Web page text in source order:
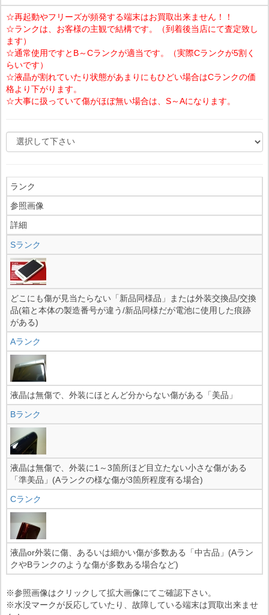
☆再起動やフリーズが頻発する端末はお買取出来ません！！
☆ランクは、お客様の主観で結構です。（到着後当店にて査定致し
ます）
☆通常使用ですとB～Cランクが適当です。（実際Cランクが5割く
らいです）
☆液晶が割れていたり状態があまりにもひどい場合はCランクの価
格より下がります。
☆大事に扱っていて傷がほぼ無い場合は、S～Aになります。
ランク
参照画像
詳細
Sランク
どこにも傷が見当たらない「新品同様品」または外装交換品/交換
品(箱と本体の製造番号が違う/新品同様だが電池に使用した痕跡
がある)
Aランク
液晶は無傷で、外装にほとんど分からない傷がある「美品」
Bランク
液晶は無傷で、外装に1～3箇所ほど目立たない小さな傷がある
「準美品」(Aランクの様な傷が3箇所程度有る場合)
Cランク
液晶or外装に傷、あるいは細かい傷が多数ある「中古品」(Aラン
クやBランクのような傷が多数ある場合など)
※参照画像はクリックして拡大画像にてご確認下さい。
※水没マークが反応していたり、故障している端末は買取出来ませ